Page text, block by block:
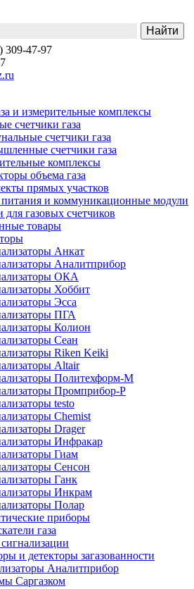
309-47-97
и измерительные комплексы
счетчики газа
счетчики газа
счетчики газа
комплексы
объема газа
прямых участков
и коммуникационные модули
газовых счетчиков
товары
Анкат
Аналитприбор
ОКА
Хоббит
Эсса
ПГА
Колион
Сеан
Riken Keiki
Altair
Политехформ-М
Промприбор-Р
testo
Chemist
Drager
Инфракар
Гиам
Сенсон
Ганк
Инкрам
Полар
приборы
газа
и детекторы загазованности
Аналитприбор
Саргазком